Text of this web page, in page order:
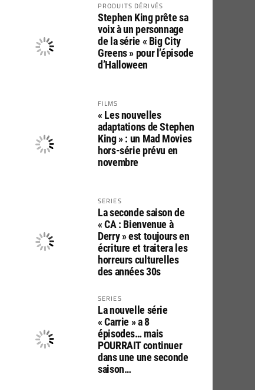
PRODUITS DÉRIVÉS
Stephen King prête sa
voix à un personnage
de la série « Big City
Greens » pour l’épisode
d’Halloween
FILMS
« Les nouvelles
adaptations de Stephen
King » : un Mad Movies
hors-série prévu en
novembre
SERIES
La seconde saison de
« CA : Bienvenue à
Derry » est toujours en
écriture et traitera les
horreurs culturelles
des années 30s
SERIES
La nouvelle série
« Carrie » a 8
épisodes… mais
POURRAIT continuer
dans une une seconde
saison…